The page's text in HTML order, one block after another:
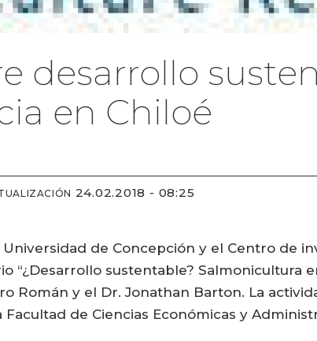
desarrollo
en Chiloé
24.02.2018 - 08:25
de Concepción y el Centro de
“¿Desarrollo sustentable? Salmonicultura
Román y el Dr. Jonathan Barton. La
Facultad de Ciencias Económicas y